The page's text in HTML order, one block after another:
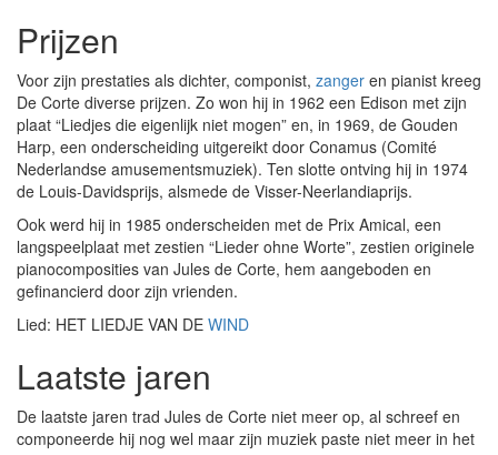
Prijzen
Voor zijn prestaties als dichter, componist, zanger en pianist kreeg
De Corte diverse prijzen. Zo won hij in 1962 een Edison met zijn
plaat “Liedjes die eigenlijk niet mogen” en, in 1969, de Gouden
Harp, een onderscheiding uitgereikt door Conamus (Comité
Nederlandse amusementsmuziek). Ten slotte ontving hij in 1974
de Louis-Davidsprijs, alsmede de Visser-Neerlandiaprijs.
Ook werd hij in 1985 onderscheiden met de Prix Amical, een
langspeelplaat met zestien “Lieder ohne Worte”, zestien originele
pianocomposities van Jules de Corte, hem aangeboden en
gefinancierd door zijn vrienden.
Lied: HET LIEDJE VAN DE WIND
Laatste jaren
De laatste jaren trad Jules de Corte niet meer op, al schreef en
componeerde hij nog wel maar zijn muziek paste niet meer in het